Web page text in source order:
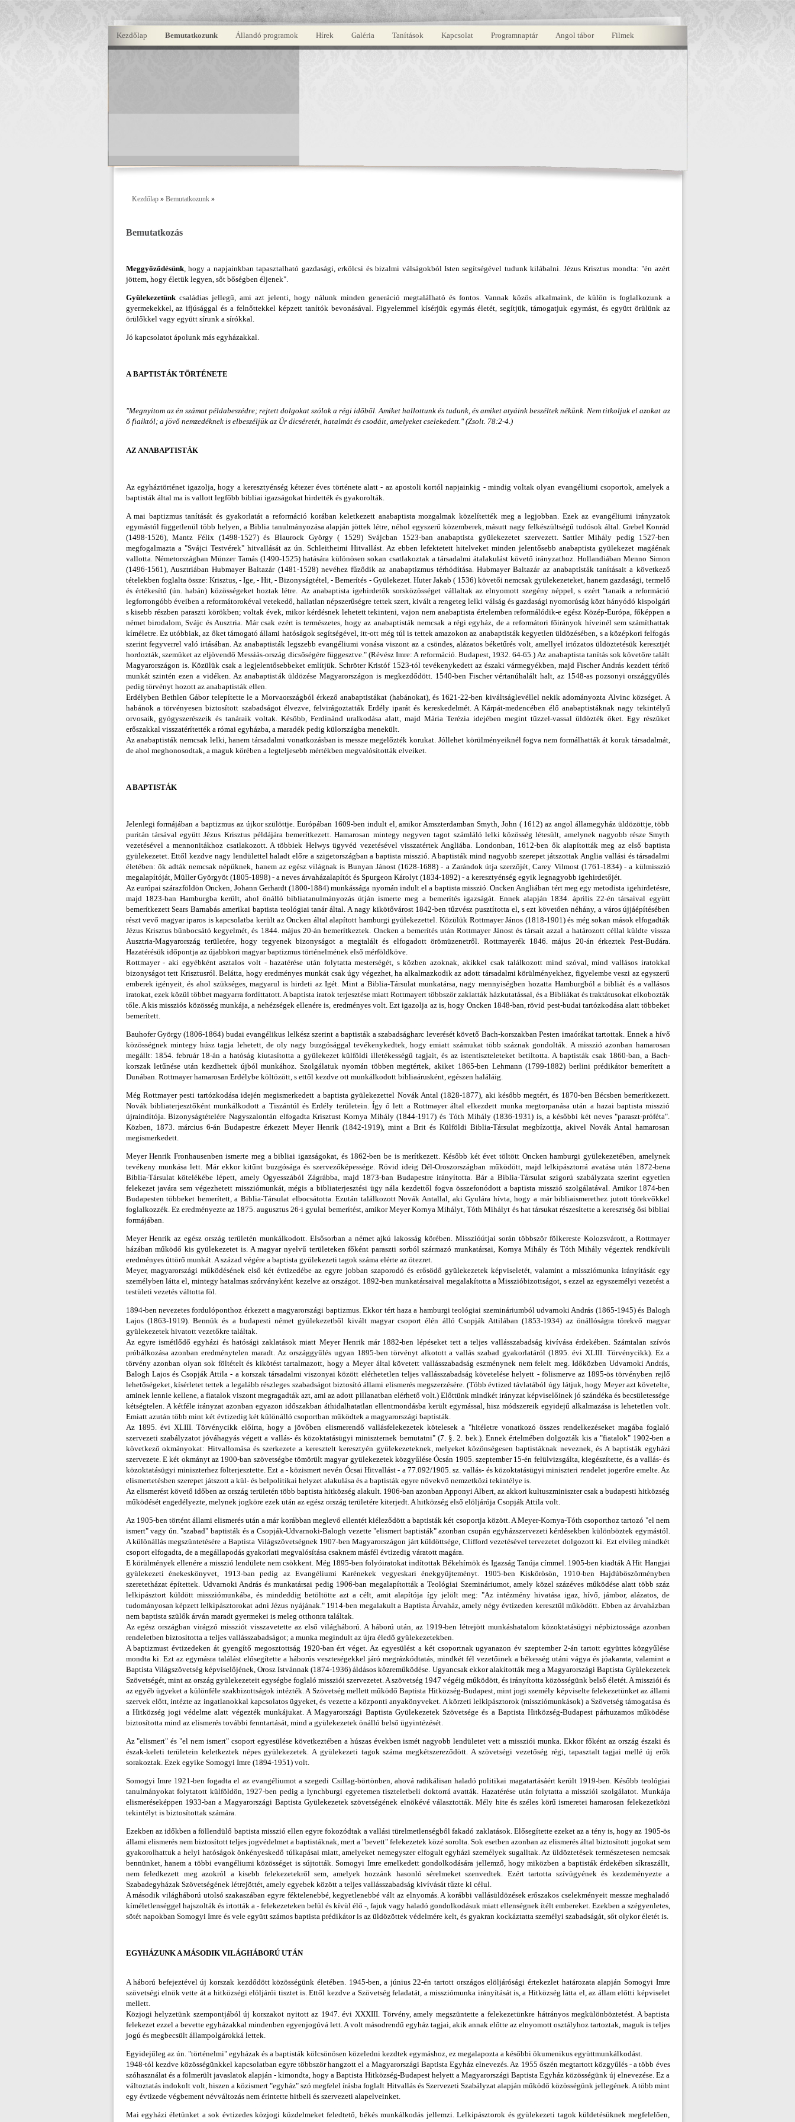
Kezdőlap Bemutatkozunk Állandó programok Hírek Galéria Tanítások Kapcsolat Programnaptár Angol tábor Filmek
Kezdőlap» Bemutatkozunk»
Bemutatkozás
Meggyőződésünk, hogy a napjainkban tapasztalható gazdasági, erkölcsi és bizalmi válságokból Isten segítségével tudunk kilábalni. Jézus Krisztus mondta: "én azért
jöttem, hogy életük legyen, sőt bőségben éljenek".
Gyülekezetünkcsaládias jellegű, ami azt jelenti, hogy nálunk minden generáció megtalálható és fontos. Vannak közös alkalmaink, de külön is foglalkozunk a
gyermekekkel, az ifjúsággal és a felnőttekkel képzett tanítók bevonásával. Figyelemmel kísérjük egymás életét, segítjük, támogatjuk egymást, és együtt örülünk az
örülőkkel vagy együtt sírunk a sírókkal.
Jó kapcsolatot ápolunk más egyházakkal.
A BAPTISTÁK TÖRTÉNETE
"Megnyitom az én számat példabeszédre; rejtett dolgokat szólok a régi időből. Amiket hallottunk és tudunk, és amiket atyáink beszéltek nékünk. Nem titkoljuk el azokat az
ő fiaiktól; a jövő nemzedéknek is elbeszéljük az Úr dicséretét, hatalmát és csodáit, amelyeket cselekedett." (Zsolt. 78:2-4.)
AZ ANABAPTISTÁK
Az egyháztörténet igazolja, hogy a keresztyénség kétezer éves története alatt - az apostoli kortól napjainkig - mindig voltak olyan evangéliumi csoportok, amelyek a
baptisták által ma is vallott legfőbb bibliai igazságokat hirdették és gyakorolták.
A mai baptizmus tanítását és gyakorlatát a reformáció korában keletkezett anabaptista mozgalmak közelítették meg a legjobban. Ezek az evangéliumi irányzatok
egymástól függetlenül több helyen, a Biblia tanulmányozása alapján jöttek létre, néhol egyszerű közemberek, másutt nagy felkészültségű tudósok által. Grebel Konrád
(1498-1526), Mantz Félix (1498-1527) és Blaurock György ( 1529) Svájcban 1523-ban anabaptista gyülekezetet szervezett. Sattler Mihály pedig 1527-ben
megfogalmazta a "Svájci Testvérek" hitvallását az ún. Schleitheimi Hitvallást. Az ebben lefektetett hitelveket minden jelentősebb anabaptista gyülekezet magáénak
vallotta. Németországban Münzer Tamás (1490-1525) hatására különösen sokan csatlakoztak a társadalmi átalakulást követő irányzathoz. Hollandiában Menno Simon
(1496-1561), Ausztriában Hubmayer Baltazár (1481-1528) nevéhez fűződik az anabaptizmus térhódítása. Hubmayer Baltazár az anabaptisták tanításait a következő
tételekben foglalta össze: Krisztus, - Ige, - Hit, - Bizonyságtétel, - Bemerítés - Gyülekezet. Huter Jakab ( 1536) követői nemcsak gyülekezeteket, hanem gazdasági, termelő
és értékesítő (ún. habán) közösségeket hoztak létre. Az anabaptista igehirdetők sorsközösséget vállaltak az elnyomott szegény néppel, s ezért "tanaik a reformáció
legforrongóbb éveiben a reformátorokéval vetekedő, hallatlan népszerűségre tettek szert, kivált a rengeteg lelki válság és gazdasági nyomorúság közt hányódó kispolgári
s kisebb részben paraszti körökben; voltak évek, mikor kérdésnek lehetett tekinteni, vajon nem anabaptista értelemben reformálódik-e egész Közép-Európa, főképpen a
német birodalom, Svájc és Ausztria. Már csak ezért is természetes, hogy az anabaptisták nemcsak a régi egyház, de a reformátori főirányok híveinél sem számíthattak
kíméletre. Ez utóbbiak, az őket támogató állami hatóságok segítségével, itt-ott még túl is tettek amazokon az anabaptisták kegyetlen üldözésében, s a középkori felfogás
szerint fegyverrel való irtásában. Az anabaptisták legszebb evangéliumi vonása viszont az a csöndes, alázatos béketűrés volt, amellyel irtózatos üldöztetésük keresztjét
hordozták, szemüket az eljövendő Messiás-ország dicsőségére függesztve." (Révész Imre: A reformáció. Budapest, 1932. 64-65.) Az anabaptista tanítás sok követőre talált
Magyarországon is. Közülük csak a legjelentősebbeket említjük. Schröter Kristóf 1523-tól tevékenykedett az északi vármegyékben, majd Fischer András kezdett térítő
munkát szintén ezen a vidéken. Az anabaptisták üldözése Magyarországon is megkezdődött. 1540-ben Fischer vértanúhalált halt, az 1548-as pozsonyi országgyűlés
pedig törvényt hozott az anabaptisták ellen.
Erdélyben Bethlen Gábor telepítette le a Morvaországból érkező anabaptistákat (habánokat), és 1621-22-ben kiváltságlevéllel nekik adományozta Alvinc községet. A
habánok a törvényesen biztosított szabadságot élvezve, felvirágoztatták Erdély iparát és kereskedelmét. A Kárpát-medencében élő anabaptistáknak nagy tekintélyű
orvosaik, gyógyszerészeik és tanáraik voltak. Később, Ferdinánd uralkodása alatt, majd Mária Terézia idejében megint tűzzel-vassal üldözték őket. Egy részüket
erőszakkal visszatérítették a római egyházba, a maradék pedig külországba menekült.
Az anabaptisták nemcsak lelki, hanem társadalmi vonatkozásban is messze megelőzték korukat. Jóllehet körülményeiknél fogva nem formálhatták át koruk társadalmát,
de ahol meghonosodtak, a maguk körében a legteljesebb mértékben megvalósították elveiket.
A BAPTISTÁK
Jelenlegi formájában a baptizmus az újkor szülöttje. Európában 1609-ben indult el, amikor Amszterdamban Smyth, John ( 1612) az angol államegyház üldözöttje, több
puritán társával együtt Jézus Krisztus példájára bemerítkezett. Hamarosan mintegy negyven tagot számláló lelki közösség létesült, amelynek nagyobb része Smyth
vezetésével a mennonitákhoz csatlakozott. A többiek Helwys ügyvéd vezetésével visszatértek Angliába. Londonban, 1612-ben ők alapították meg az első baptista
gyülekezetet. Ettől kezdve nagy lendülettel haladt előre a szigetországban a baptista misszió. A baptisták mind nagyobb szerepet játszottak Anglia vallási és társadalmi
életében: ők adták nemcsak népüknek, hanem az egész világnak is Bunyan Jánost (1628-1688) - a Zarándok útja szerzőjét, Carey Vilmost (1761-1834) - a külmisszió
megalapítóját, Müller Györgyöt (1805-1898) - a neves árvaházalapítót és Spurgeon Károlyt (1834-1892) - a keresztyénség egyik legnagyobb igehirdetőjét.
Az európai szárazföldön Oncken, Johann Gerhardt (1800-1884) munkássága nyomán indult el a baptista misszió. Oncken Angliában tért meg egy metodista igehirdetésre,
majd 1823-ban Hamburgba került, ahol önálló bibliatanulmányozás útján ismerte meg a bemerítés igazságát. Ennek alapján 1834. április 22-én társaival együtt
bemerítkezett Sears Barnabás amerikai baptista teológiai tanár által. A nagy kikötővárost 1842-ben tűzvész pusztította el, s ezt követően néhány, a város újjáépítésében
részt vevő magyar iparos is kapcsolatba került az Oncken által alapított hamburgi gyülekezettel. Közülük Rottmayer János (1818-1901) és még sokan mások elfogadták
Jézus Krisztus bűnbocsátó kegyelmét, és 1844. május 20-án bemerítkeztek. Oncken a bemerítés után Rottmayer Jánost és társait azzal a határozott céllal küldte vissza
Ausztria-Magyarország területére, hogy tegyenek bizonyságot a megtalált és elfogadott örömüzenetről. Rottmayerék 1846. május 20-án érkeztek Pest-Budára.
Hazatérésük időpontja az újabbkori magyar baptizmus történelmének első mérföldköve.
Rottmayer - aki egyébként asztalos volt - hazatérése után folytatta mesterségét, s közben azoknak, akikkel csak találkozott mind szóval, mind vallásos iratokkal
bizonyságot tett Krisztusról. Belátta, hogy eredményes munkát csak úgy végezhet, ha alkalmazkodik az adott társadalmi körülményekhez, figyelembe veszi az egyszerű
emberek igényeit, és ahol szükséges, magyarul is hirdeti az Igét. Mint a Biblia-Társulat munkatársa, nagy mennyiségben hozatta Hamburgból a bibliát és a vallásos
iratokat, ezek közül többet magyarra fordíttatott. A baptista iratok terjesztése miatt Rottmayert többször zaklatták házkutatással, és a Bibliákat és traktátusokat elkobozták
tőle. A kis missziós közösség munkája, a nehézségek ellenére is, eredményes volt. Ezt igazolja az is, hogy Oncken 1848-ban, rövid pest-budai tartózkodása alatt többeket
bemerített.
Bauhofer György (1806-1864) budai evangélikus lelkész szerint a baptisták a szabadságharc leverését követő Bach-korszakban Pesten imaórákat tartottak. Ennek a hívő
közösségnek mintegy húsz tagja lehetett, de oly nagy buzgósággal tevékenykedtek, hogy emiatt számukat több száznak gondolták. A misszió azonban hamarosan
megállt: 1854. február 18-án a hatóság kiutasította a gyülekezet külföldi illetékességű tagjait, és az istentiszteleteket betiltotta. A baptisták csak 1860-ban, a Bach-
korszak letűnése után kezdhettek újból munkához. Szolgálatuk nyomán többen megtértek, akiket 1865-ben Lehmann (1799-1882) berlini prédikátor bemerített a
Dunában. Rottmayer hamarosan Erdélybe költözött, s ettől kezdve ott munkálkodott bibliaárusként, egészen haláláig.
Még Rottmayer pesti tartózkodása idején megismerkedett a baptista gyülekezettel Novák Antal (1828-1877), aki később megtért, és 1870-ben Bécsben bemerítkezett.
Novák bibliaterjesztőként munkálkodott a Tiszántúl és Erdély területein. Így ő lett a Rottmayer által elkezdett munka megtorpanása után a hazai baptista misszió
újraindítója. Bizonyságtételére Nagyszalontán elfogadta Krisztust Kornya Mihály (1844-1917) és Tóth Mihály (1836-1931) is, a későbbi két neves "paraszt-próféta".
Közben, 1873. március 6-án Budapestre érkezett Meyer Henrik (1842-1919), mint a Brit és Külföldi Biblia-Társulat megbízottja, akivel Novák Antal hamarosan
megismerkedett.
Meyer Henrik Fronhausenben ismerte meg a bibliai igazságokat, és 1862-ben be is merítkezett. Később két évet töltött Oncken hamburgi gyülekezetében, amelynek
tevékeny munkása lett. Már ekkor kitűnt buzgósága és szervezőképessége. Rövid ideig Dél-Oroszországban működött, majd lelkipásztorrá avatása után 1872-bena
Biblia-Társulat kötelékébe lépett, amely Ogyesszából Zágrábba, majd 1873-ban Budapestre irányította. Bár a Biblia-Társulat szigorú szabályzata szerint egyetlen
felekezet javára sem végezhetett missziómunkát, mégis a bibliaterjesztési ügy nála kezdettől fogva összefonódott a baptista misszió szolgálatával. Amikor 1874-ben
Budapesten többeket bemerített, a Biblia-Társulat elbocsátotta. Ezután találkozott Novák Antallal, aki Gyulára hívta, hogy a már bibliaismerethez jutott törekvőkkel
foglalkozzék. Ez eredményezte az 1875. augusztus 26-i gyulai bemerítést, amikor Meyer Kornya Mihályt, Tóth Mihályt és hat társukat részesítette a keresztség ősi bibliai
formájában.
Meyer Henrik az egész ország területén munkálkodott. Elsősorban a német ajkú lakosság körében. Misszióútjai során többször fölkereste Kolozsvárott, a Rottmayer
házában működő kis gyülekezetet is. A magyar nyelvű területeken főként paraszti sorból származó munkatársai, Kornya Mihály és Tóth Mihály végeztek rendkívüli
eredményes úttörő munkát. A század végére a baptista gyülekezeti tagok száma elérte az ötezret.
Meyer, magyarországi működésének első két évtizedébe az egyre jobban szaporodó és erősödő gyülekezetek képviseletét, valamint a missziómunka irányítását egy
személyben látta el, mintegy hatalmas szórványként kezelve az országot. 1892-ben munkatársaival megalakította a Misszióbizottságot, s ezzel az egyszemélyi vezetést a
testületi vezetés váltotta föl.
1894-ben nevezetes fordulóponthoz érkezett a magyarországi baptizmus. Ekkor tért haza a hamburgi teológiai szemináriumból udvarnoki András (1865-1945) és Balogh
Lajos (1863-1919). Bennük és a budapesti német gyülekezetből kivált magyar csoport élén álló Csopják Attilában (1853-1934) az önállóságra törekvő magyar
gyülekezetek hivatott vezetőkre találtak.
Az egyre ismétlődő egyházi és hatósági zaklatások miatt Meyer Henrik már 1882-ben lépéseket tett a teljes vallásszabadság kivívása érdekében. Számtalan szívós
próbálkozása azonban eredménytelen maradt. Az országgyűlés ugyan 1895-ben törvényt alkotott a vallás szabad gyakorlatáról (1895. évi XLIII. Törvénycikk). Ez a
törvény azonban olyan sok föltételt és kikötést tartalmazott, hogy a Meyer által követett vallásszabadság eszménynek nem felelt meg. Időközben Udvarnoki András,
Balogh Lajos és Csopják Attila - a korszak társadalmi viszonyai között elérhetetlen teljes vallásszabadság követelése helyett - fölismerve az 1895-ös törvényben rejlő
lehetőségeket, kísérletet tettek a legalább részleges szabadságot biztosító állami elismerés megszerzésére. (Több évtized távlatából úgy látjuk, hogy Meyer azt követelte,
aminek lennie kellene, a fiatalok viszont megragadták azt, ami az adott pillanatban elérhető volt.) Előttünk mindkét irányzat képviselőinek jó szándéka és becsületessége
kétségtelen. A kétféle irányzat azonban egyazon időszakban áthidalhatatlan ellentmondásba került egymással, hisz módszereik egyidejű alkalmazása is lehetetlen volt.
Emiatt azután több mint két évtizedig két különálló csoportban működtek a magyarországi baptisták.
Az 1895. évi XLIII. Törvénycikk előírta, hogy a jövőben elismerendő vallásfelekezetek kötelesek a "hitéletre vonatkozó összes rendelkezéseket magába foglaló
szervezeti szabályzatot jóváhagyás végett a vallás- és közoktatásügyi miniszternek bemutatni" (7. §. 2. bek.). Ennek értelmében dolgozták kis a "fiatalok" 1902-ben a
következő okmányokat: Hitvallomása és szerkezete a keresztelt keresztyén gyülekezeteknek, melyeket közönségesen baptistáknak neveznek, és A baptisták egyházi
szervezete. E két okmányt az 1900-ban szövetségbe tömörült magyar gyülekezetek közgyűlése Ócsán 1905. szeptember 15-én felülvizsgálta, kiegészítette, és a vallás- és
közoktatásügyi miniszterhez fölterjesztette. Ezt a - közismert nevén Ócsai Hitvallást - a 77.092/1905. sz. vallás- és közoktatásügyi miniszteri rendelet jogerőre emelte. Az
elismertetésben szerepet játszott a kül- és belpolitikai helyzet alakulása és a baptisták egyre növekvő nemzetközi tekintélye is.
Az elismerést követő időben az ország területén több baptista hitközség alakult. 1906-ban azonban Apponyi Albert, az akkori kultuszminiszter csak a budapesti hitközség
működését engedélyezte, melynek jogköre ezek után az egész ország területére kiterjedt. A hitközség első elöljárója Csopják Attila volt.
Az 1905-ben történt állami elismerés után a már korábban meglevő ellentét kiéleződött a baptisták két csoportja között. A Meyer-Kornya-Tóth csoporthoz tartozó "el nem
ismert" vagy ún. "szabad" baptisták és a Csopják-Udvarnoki-Balogh vezette "elismert baptisták" azonban csupán egyházszervezeti kérdésekben különböztek egymástól.
A különállás megszüntetésére a Baptista Világszövetségnek 1907-ben Magyarországon járt küldöttsége, Clifford vezetésével tervezetet dolgozott ki. Ezt elvileg mindkét
csoport elfogadta, de a megállapodás gyakorlati megvalósítása csaknem másfél évtizedig váratott magára.
E körülmények ellenére a misszió lendülete nem csökkent. Még 1895-ben folyóiratokat indítottak Békehírnök és Igazság Tanúja címmel. 1905-ben kiadták A Hit Hangjai
gyülekezeti énekeskönyvet, 1913-ban pedig az Evangéliumi Karénekek vegyeskari énekgyűjteményt. 1905-ben Kiskőrösön, 1910-ben Hajdúböszörményben
szeretetházat építettek. Udvarnoki András és munkatársai pedig 1906-ban megalapították a Teológiai Szemináriumot, amely közel százéves működése alatt több száz
lelkipásztort küldött missziómunkába, és mindeddig betöltötte azt a célt, amit alapítója így jelölt meg: "Az intézmény hivatása igaz, hívő, jámbor, alázatos, de
tudományosan képzett lelkipásztorokat adni Jézus nyájának." 1914-ben megalakult a Baptista Árvaház, amely négy évtizeden keresztül működött. Ebben az árvaházban
nem baptista szülők árván maradt gyermekei is meleg otthonra találtak.
Az egész országban virágzó missziót visszavetette az első világháború. A háború után, az 1919-ben létrejött munkáshatalom közoktatásügyi népbiztossága azonban
rendeletben biztosította a teljes vallásszabadságot; a munka megindult az újra éledő gyülekezetekben.
A baptizmust évtizedeken át gyengítő megosztottság 1920-ban ért véget. Az egyesülést a két csoportnak ugyanazon év szeptember 2-án tartott együttes közgyűlése
mondta ki. Ezt az egymásra találást elősegítette a háborús veszteségekkel járó megrázkódtatás, mindkét fél vezetőinek a békesség utáni vágya és jóakarata, valamint a
Baptista Világszövetség képviselőjének, Orosz Istvánnak (1874-1936) áldásos közreműködése. Ugyancsak ekkor alakították meg a Magyarországi Baptista Gyülekezetek
Szövetségét, mint az ország gyülekezeteit egységbe foglaló missziói szervezetet. A szövetség 1947 végéig működött, és irányította közösségünk belső életét. A missziói és
az egyéb ügyeket a különféle szakbizottságok intézték. A Szövetség mellett működő Baptista Hitközség-Budapest, mint jogi személy képviselte felekezetünket az állami
szervek előtt, intézte az ingatlanokkal kapcsolatos ügyeket, és vezette a központi anyakönyveket. A körzeti lelkipásztorok (missziómunkások) a Szövetség támogatása és
a Hitközség jogi védelme alatt végezték munkájukat. A Magyarországi Baptista Gyülekezetek Szövetsége és a Baptista Hitközség-Budapest párhuzamos működése
biztosította mind az elismerés további fenntartását, mind a gyülekezetek önálló belső ügyintézését.
Az "elismert" és "el nem ismert" csoport egyesülése következtében a húszas években ismét nagyobb lendületet vett a missziói munka. Ekkor főként az ország északi és
észak-keleti területein keletkeztek népes gyülekezetek. A gyülekezeti tagok száma megkétszereződött. A szövetségi vezetőség régi, tapasztalt tagjai mellé új erők
sorakoztak. Ezek egyike Somogyi Imre (1894-1951) volt.
Somogyi Imre 1921-ben fogadta el az evangéliumot a szegedi Csillag-börtönben, ahová radikálisan haladó politikai magatartásáért került 1919-ben. Később teológiai
tanulmányokat folytatott külföldön, 1927-ben pedig a lynchburgi egyetemen tiszteletbeli doktorrá avatták. Hazatérése után folytatta a missziói szolgálatot. Munkája
elismeréseképpen 1933-ban a Magyarországi Baptista Gyülekezetek szövetségének elnökévé választották. Mély hite és széles körű ismeretei hamarosan felekezetközi
tekintélyt is biztosítottak számára.
Ezekben az időkben a föllendülő baptista misszió ellen egyre fokozódtak a vallási türelmetlenségből fakadó zaklatások. Elősegítette ezeket az a tény is, hogy az 1905-ös
állami elismerés nem biztosított teljes jogvédelmet a baptistáknak, mert a "bevett" felekezetek közé sorolta. Sok esetben azonban az elismerés által biztosított jogokat sem
gyakorolhattuk a helyi hatóságok önkényeskedő túlkapásai miatt, amelyeket nemegyszer elfogult egyházi személyek sugalltak. Az üldöztetések természetesen nemcsak
bennünket, hanem a többi evangéliumi közösséget is sújtották. Somogyi Imre emelkedett gondolkodására jellemző, hogy miközben a baptisták érdekében síkraszállt,
nem feledkezett meg azokról a kisebb felekezetekről sem, amelyek hozzánk hasonló sérelmeket szenvedtek. Ezért tartotta szívügyének és kezdeményezte a
Szabadegyházak Szövetségének létrejöttét, amely egyebek között a teljes vallásszabadság kivívását tűzte ki célul.
A második világháború utolsó szakaszában egyre féktelenebbé, kegyetlenebbé vált az elnyomás. A korábbi vallásüldözések erőszakos cselekményeit messze meghaladó
kíméletlenséggel hajszolták és irtották a - felekezeteken belül és kívül élő -, fajuk vagy haladó gondolkodásuk miatt ellenségnek ítélt embereket. Ezekben a szégyenletes,
sötét napokban Somogyi Imre és vele együtt számos baptista prédikátor is az üldözöttek védelmére kelt, és gyakran kockáztatta személyi szabadságát, sőt olykor életét is.
EGYHÁZUNK A MÁSODIK VILÁGHÁBORÚ UTÁN
A háború befejeztével új korszak kezdődött közösségünk életében. 1945-ben, a június 22-én tartott országos elöljárósági értekezlet határozata alapján Somogyi Imre
szövetségi elnök vette át a hitközségi elöljárói tisztet is. Ettől kezdve a Szövetség feladatát, a missziómunka irányítását is, a Hitközség látta el, az állam előtti képviselet
mellett.
Közjogi helyzetünk szempontjából új korszakot nyitott az 1947. évi XXXIII. Törvény, amely megszüntette a felekezetünkre hátrányos megkülönböztetést. A baptista
felekezet ezzel a bevette egyházakkal mindenben egyenjogúvá lett. A volt másodrendű egyház tagjai, akik annak előtte az elnyomott osztályhoz tartoztak, maguk is teljes
jogú és megbecsült állampolgárokká lettek.
Egyidejűleg az ún. "történelmi" egyházak és a baptisták kölcsönösen közeledni kezdtek egymáshoz, ez megalapozta a későbbi ökumenikus együttmunkálkodást.
1948-tól kezdve közösségünkkel kapcsolatban egyre többször hangzott el a Magyarországi Baptista Egyház elnevezés. Az 1955 őszén megtartott közgyűlés - a több éves
szóhasználat és a fölmerült javaslatok alapján - kimondta, hogy a Baptista Hitközség-Budapest helyett a Magyarországi Baptista Egyház közösségünk új elnevezése. Ez a
változtatás indokolt volt, hiszen a közismert "egyház" szó megfelel írásba foglalt Hitvallás és Szervezeti Szabályzat alapján működő közösségünk jellegének. A több mint
egy évtizede végbement névváltozás nem érintette hitbeli és szervezeti alapelveinket.
Mai egyházi életünket a sok évtizedes közjogi küzdelmeket feledtető, békés munkálkodás jellemzi. Lelkipásztorok és gyülekezeti tagok küldetésüknek megfelelően,